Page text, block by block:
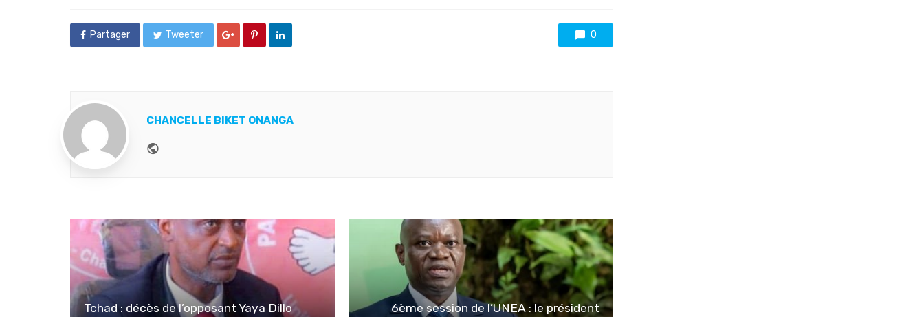
Partager Tweeter 0
CHANCELLE BIKET ONANGA
Tchad : décès de l’opposant Yaya Dillo
6ème session de l’UNEA : le président